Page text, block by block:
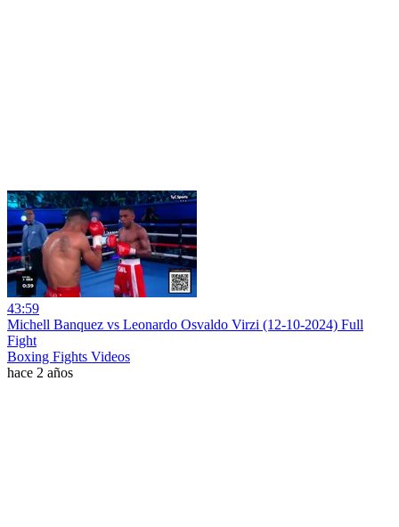
43:59
Michell Banquez vs Leonardo Osvaldo Virzi (12-10-2024) Full
Fight
Boxing Fights Videos
hace 2 años